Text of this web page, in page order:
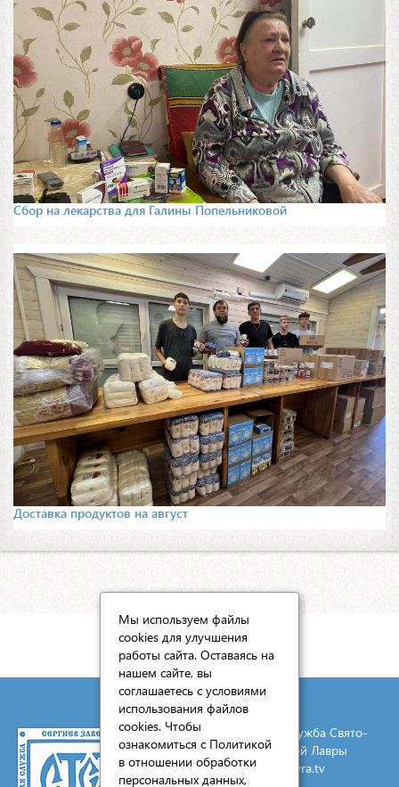
Сбор на лекарства для Галины Попельниковой
Доставка продуктов на август
КАРТА САЙТА
© 2026 Социальная служба Свято-
Троицкой Сергиевой Лавры
E-mail:mail@lavra.tv
Мы используем файлы
cookies для улучшения
работы сайта. Оставаясь на
нашем сайте, вы
соглашаетесь с условиями
использования файлов
cookies. Чтобы
ознакомиться с Политикой
в отношении обработки
персональных данных,